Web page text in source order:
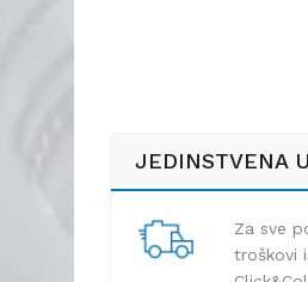
JEDINSTVENA
Za sve
troškovi